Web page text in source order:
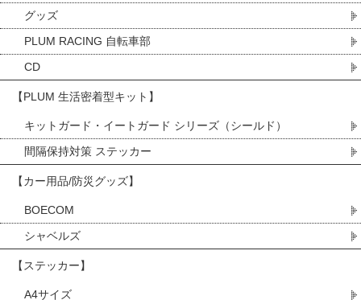
グッズ
PLUM RACING 自転車部
CD
【PLUM 生活密着型キット】
キットガード・イートガード シリーズ（シールド）
間隔保持対策 ステッカー
【カー用品/防災グッズ】
BOECOM
シャベルズ
【ステッカー】
A4サイズ